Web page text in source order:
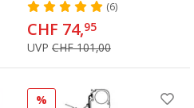
(6)
CHF 74,95
UVP CHF 101,00
%